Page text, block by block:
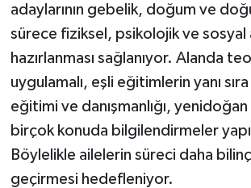
adaylarının gebelik, doğum ve
sürece fiziksel, psikolojik ve sosyal
hazırlanması sağlanıyor. Alanda
uygulamalı, eşli eğitimlerin yanı
eğitimi ve danışmanlığı, yenidoğan
birçok konuda bilgilendirmeler
Böylelikle ailelerin süreci daha
geçirmesi hedefleniyor.